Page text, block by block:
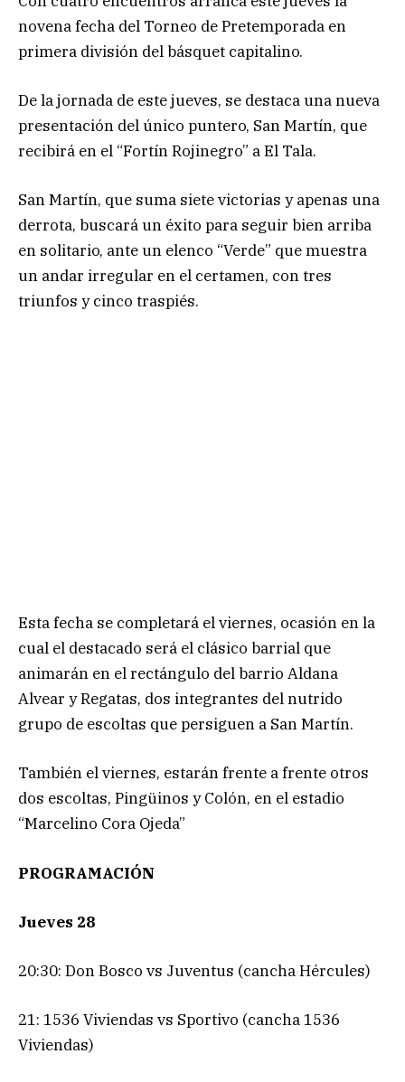
novena fecha del Torneo de Pretemporada en
primera división del básquet capitalino.
De la jornada de este jueves, se destaca una nueva
presentación del único puntero, San Martín, que
recibirá en el “Fortín Rojinegro” a El Tala.
San Martín, que suma siete victorias y apenas una
derrota, buscará un éxito para seguir bien arriba
en solitario, ante un elenco “Verde” que muestra
un andar irregular en el certamen, con tres
triunfos y cinco traspiés.
Esta fecha se completará el viernes, ocasión en la
cual el destacado será el clásico barrial que
animarán en el rectángulo del barrio Aldana
Alvear y Regatas, dos integrantes del nutrido
grupo de escoltas que persiguen a San Martín.
También el viernes, estarán frente a frente otros
dos escoltas, Pingüinos y Colón, en el estadio
“Marcelino Cora Ojeda”
PROGRAMACIÓN
Jueves 28
20:30: Don Bosco vs Juventus (cancha Hércules)
21: 1536 Viviendas vs Sportivo (cancha 1536
Viviendas)